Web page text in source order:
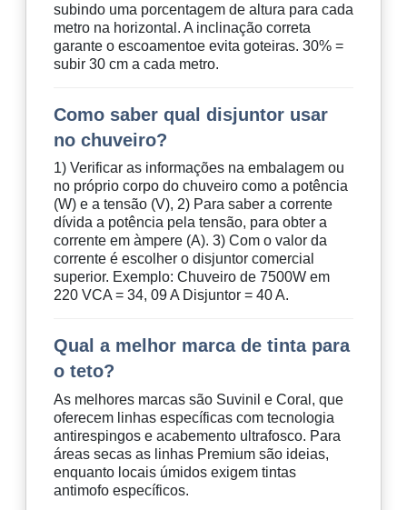
subindo uma porcentagem de altura para cada
metro na horizontal. A inclinação correta
garante o escoamentoe evita goteiras. 30% =
subir 30 cm a cada metro.
Como saber qual disjuntor usar
no chuveiro?
1) Verificar as informações na embalagem ou
no próprio corpo do chuveiro como a potência
(W) e a tensão (V), 2) Para saber a corrente
dívida a potência pela tensão, para obter a
corrente em àmpere (A). 3) Com o valor da
corrente é escolher o disjuntor comercial
superior. Exemplo: Chuveiro de 7500W em
220 VCA = 34, 09 A Disjuntor = 40 A.
Qual a melhor marca de tinta para
o teto?
As melhores marcas são Suvinil e Coral, que
oferecem linhas específicas com tecnologia
antirespingos e acabemento ultrafosco. Para
áreas secas as linhas Premium são ideias,
enquanto locais úmidos exigem tintas
antimofo específicos.